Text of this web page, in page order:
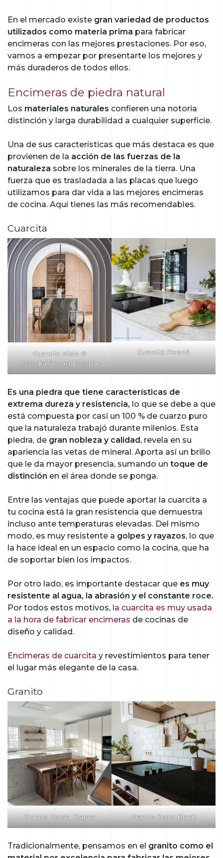
En el mercado existe gran variedad de productos
utilizados como materia prima para fabricar
encimeras con las mejores prestaciones. Por eso,
vamos a empezar por presentarte los mejores y
más duraderos de todos ellos.
Encimeras de piedra natural
Los materiales naturales confieren una notoria
distinción y larga durabilidad a cualquier superficie.
Una de sus características que más destaca es que
provienen de la acción de las fuerzas de la
naturaleza sobre los minerales de la tierra. Una
fuerza que es trasladada a las placas que luego
utilizamos para dar vida a las mejores encimeras
de cocina. Aquí tienes las más recomendables.
Cuarcita
Cuarcita Alisia©
Fotografía: Javi Escobar
Cuarcita Paraná
Es una piedra que tiene características de
extrema dureza y resistencia, lo que se debe a que
está compuesta por casi un 100 % de cuarzo puro
que la naturaleza trabajó durante milenios. Esta
piedra, de gran nobleza y calidad, revela en su
apariencia las vetas de mineral. Aporta así un brillo
que le da mayor presencia, sumando un toque de
distinción en el área donde se ponga.
Entre las ventajas que puede aportar la cuarcita a
tu cocina está la gran resistencia que demuestra
incluso ante temperaturas elevadas. Del mismo
modo, es muy resistente a golpes y rayazos, lo que
la hace ideal en un espacio como la cocina, que ha
de soportar bien los impactos.
Por otro lado, es importante destacar que es muy
resistente al agua, la abrasión y el constante roce.
Por todos estos motivos, la cuarcita es muy usada
a la hora de fabricar encimeras de cocinas de
diseño y calidad.
Encimeras de cuarcita y revestimientos para tener
el lugar más elegante de la casa.
Granito
Granito Persia Bianca Granito Ferro Black
Tradicionalmente, pensamos en el granito como el